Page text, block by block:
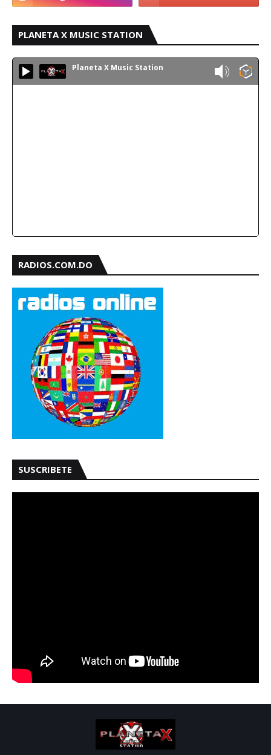
PLANETA X MUSIC STATION
Planeta X Music Station
RADIOS.COM.DO
SUSCRIBETE